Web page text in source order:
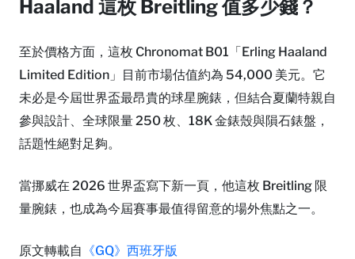
Haaland 這枚 Breitling 值多少錢？
至於價格方面，這枚 Chronomat B01「Erling Haaland
Limited Edition」目前市場估值約為 54,000 美元。它
未必是今屆世界盃最昂貴的球星腕錶，但結合夏蘭特親自
參與設計、全球限量 250 枚、18K 金錶殼與隕石錶盤，
話題性絕對足夠。
當挪威在 2026 世界盃寫下新一頁，他這枚 Breitling 限
量腕錶，也成為今屆賽事最值得留意的場外焦點之一。
原文轉載自 《GQ》西班牙版